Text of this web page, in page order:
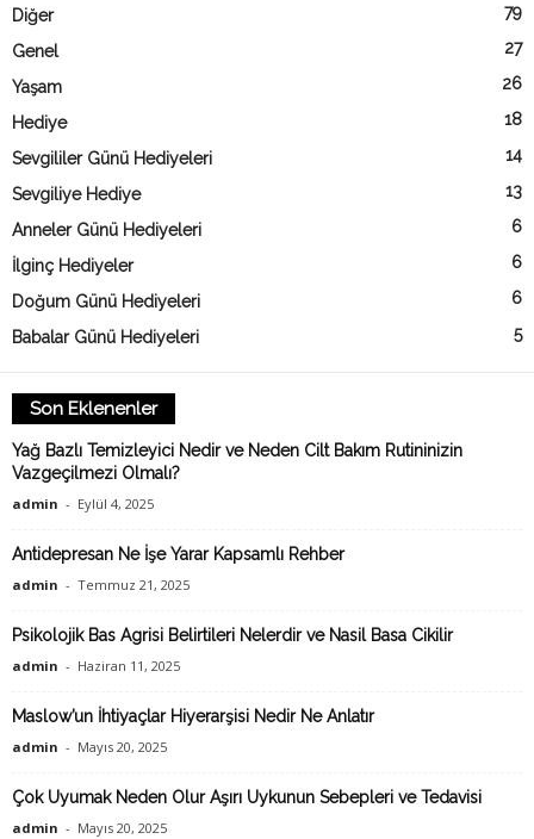
Diğer 79
Genel 27
Yaşam 26
Hediye 18
Sevgililer Günü Hediyeleri 14
Sevgiliye Hediye 13
Anneler Günü Hediyeleri 6
İlginç Hediyeler 6
Doğum Günü Hediyeleri 6
Babalar Günü Hediyeleri 5
Son Eklenenler
Yağ Bazlı Temizleyici Nedir ve Neden Cilt Bakım Rutininizin
Vazgeçilmezi Olmalı?
admin - Eylül 4, 2025
Antidepresan Ne İşe Yarar Kapsamlı Rehber
admin - Temmuz 21, 2025
Psikolojik Bas Agrisi Belirtileri Nelerdir ve Nasil Basa Cikilir
admin - Haziran 11, 2025
Maslow’un İhtiyaçlar Hiyerarşisi Nedir Ne Anlatır
admin - Mayıs 20, 2025
Çok Uyumak Neden Olur Aşırı Uykunun Sebepleri ve Tedavisi
admin - Mayıs 20, 2025